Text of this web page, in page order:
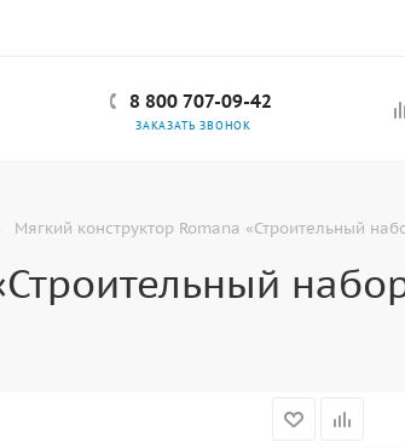
8 800 707-09-42
ЗАКАЗАТЬ ЗВОНОК
Мягкий конструктор Romana «Строительный